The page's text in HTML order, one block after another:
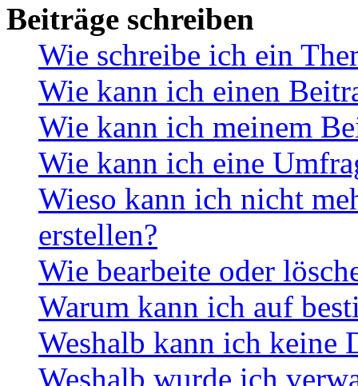
Beiträge schreiben
Wie schreibe ich ein
Wie kann ich einen
Wie kann ich meinem
Wie kann ich eine
Wieso kann ich nicht
erstellen?
Wie bearbeite oder
Warum kann ich auf
Weshalb kann ich keine
Weshalb wurde ich